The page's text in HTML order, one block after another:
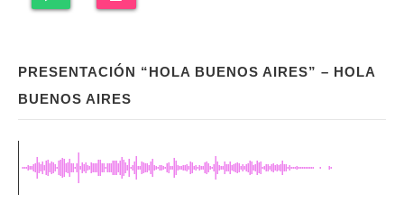
PRESENTACIÓN “HOLA BUENOS AIRES” – HOLA
BUENOS AIRES